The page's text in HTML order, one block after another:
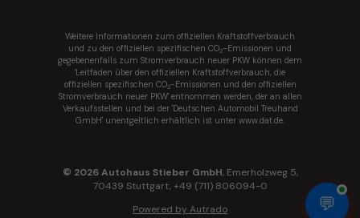
💬
Weitere Informationen zum offiziellen Kraftstoffverbrauch
und zu den offiziellen spezifischen CO2-Emissionen und
gegebenenfalls zum Stromverbrauch neuer PKW können dem
'Leitfaden über den offiziellen Kraftstoffverbrauch, die
offiziellen spezifischen CO2-Emissionen und den offiziellen
Stromverbrauch neuer PKW' entnommen werden, der an allen
Verkaufsstellen und bei der 'Deutschen Automobil Treuhand
GmbH' unentgeltlich erhältlich ist unter www.dat.de.
© 2026Autohaus Stieber GmbH, Emerholzweg 5,
70439 Stuttgart,+49 (711) 806094-0
Powered by Autrado